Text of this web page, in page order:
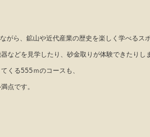
ら、鉱山や近代産業の歴史を楽しく学べるスポ
などを見学したり、砂金取りが体験できたりしま
くる555ｍのコースも、
点です。